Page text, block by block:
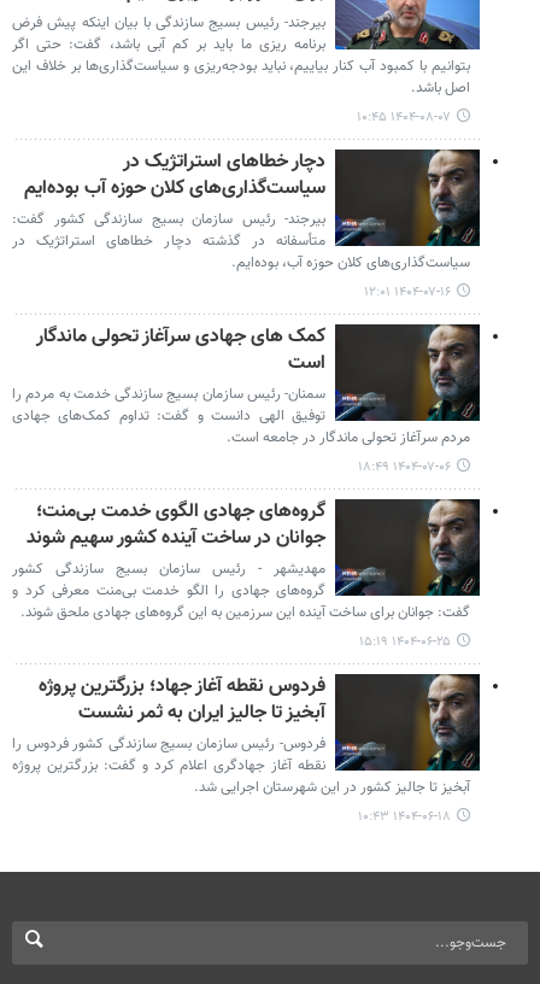
بیرجند- رئیس بسیج سازندگی با بیان اینکه پیش فرض
برنامه ریزی ما باید بر کم آبی باشد، گفت: حتی اگر
بتوانیم با کمبود آب کنار بیاییم، نباید بودجه‌ریزی و سیاست‌گذاری‌ها بر خلاف این
اصل باشد.
۱۴۰۴-۰۸-۰۷ ۱۰:۴۵
دچار خطاهای استراتژیک در
سیاست‌گذاری‌های کلان حوزه آب بوده‌ایم
بیرجند- رئیس سازمان بسیج سازندگی کشور گفت:
متأسفانه در گذشته دچار خطاهای استراتژیک در
سیاست‌گذاری‌های کلان حوزه آب، بوده‌ایم.
۱۴۰۴-۰۷-۱۶ ۱۲:۰۱
کمک های جهادی سرآغاز تحولی ماندگار
است
سمنان- رئیس سازمان بسیج سازندگی خدمت به مردم را
توفیق الهی دانست و گفت: تداوم کمک‌های جهادی
مردم سرآغاز تحولی ماندگار در جامعه است.
۱۴۰۴-۰۷-۰۶ ۱۸:۴۹
گروه‌های جهادی الگوی خدمت بی‌منت؛
جوانان در ساخت آینده کشور سهیم شوند
مهدیشهر - رئیس سازمان بسیج سازندگی کشور
گروه‌های جهادی را الگو خدمت بی‌منت معرفی کرد و
گفت: جوانان برای ساخت آینده این سرزمین به این گروه‌های جهادی ملحق شوند.
۱۴۰۴-۰۶-۲۵ ۱۵:۱۹
فردوس نقطه آغاز جهاد؛ بزرگترین پروژه
آبخیز تا جالیز ایران به ثمر نشست
فردوس- رئیس سازمان بسیج سازندگی کشور فردوس را
نقطه آغاز جهادگری اعلام کرد و گفت: بزرگترین پروژه
آبخیز تا جالیز کشور در این شهرستان اجرایی شد.
۱۴۰۴-۰۶-۱۸ ۱۰:۴۳